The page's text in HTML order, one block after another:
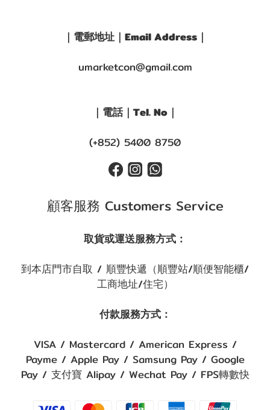
｜電郵地址｜Email Address｜
umarketcon@gmail.com
｜電話｜Tel. No｜
(+852) 5400 8750
顧客服務 Customers Service
取貨或運送服務方式：
到本店門市自取 / 順豐快遞（順豐站/順便智能櫃/
工商地址/住宅）
付款服務方式：
VISA / Mastercard / American Express /
Payme / Apple Pay / Samsung Pay / Google
Pay / 支付寶 Alipay / Wechat Pay / FPS轉數快